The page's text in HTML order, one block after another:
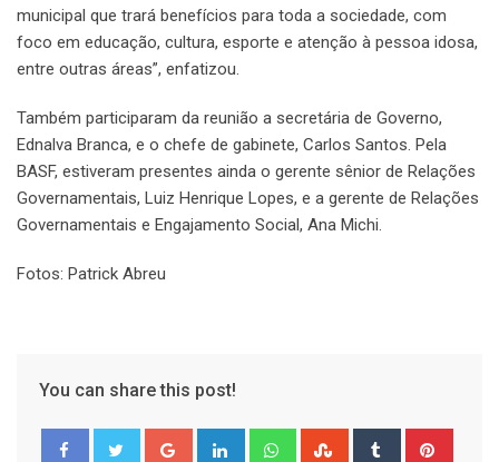
municipal que trará benefícios para toda a sociedade, com
foco em educação, cultura, esporte e atenção à pessoa idosa,
entre outras áreas”, enfatizou.
Também participaram da reunião a secretária de Governo,
Ednalva Branca, e o chefe de gabinete, Carlos Santos. Pela
BASF, estiveram presentes ainda o gerente sênior de Relações
Governamentais, Luiz Henrique Lopes, e a gerente de Relações
Governamentais e Engajamento Social, Ana Michi.
Fotos: Patrick Abreu
You can share this post!
Google+ LinkedIn WhatsappStumbleUpon
Tumblr